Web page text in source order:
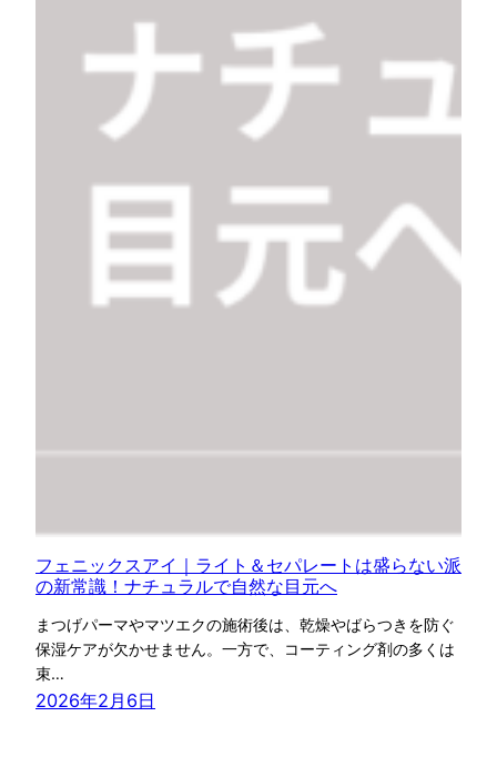
フェニックスアイ｜ライト＆セパレートは盛らない派
の新常識！ナチュラルで自然な目元へ
まつげパーマやマツエクの施術後は、乾燥やばらつきを防ぐ
保湿ケアが欠かせません。一方で、コーティング剤の多くは
束…
2026年2月6日